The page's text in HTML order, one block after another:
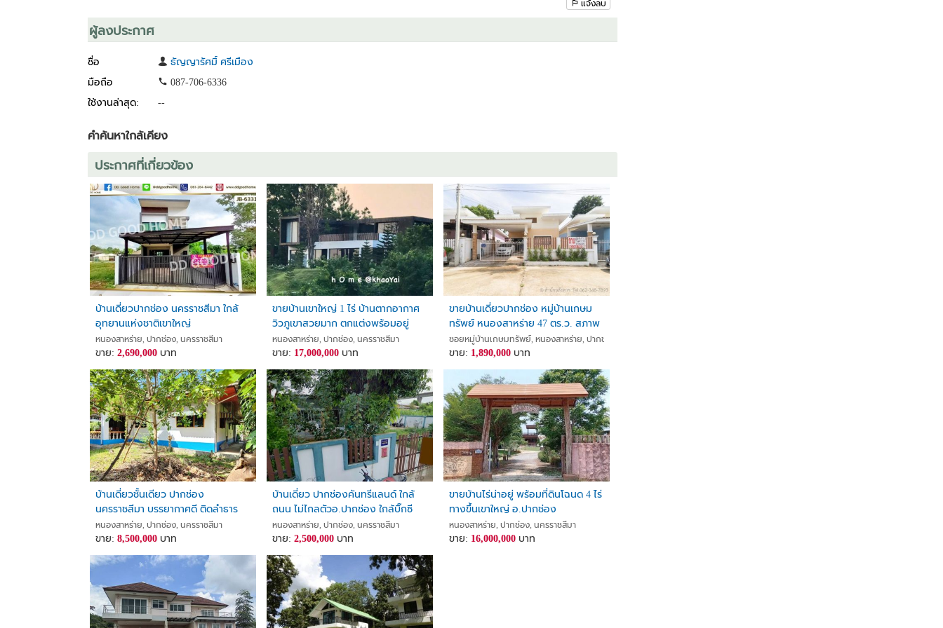
- เดินทางสะดวก ใกล้แหล่งท่องเที่ยวมากมาย
ศักยภาพการลงทุน:
• ทำเลมีศักยภาพการเติบโตสูง
• ราคาที่ดินมีแนวโน้มเพิ่มขึ้นต่อเนื่อง
1. ปักหมุดมาที่หน้าปากซอยห้างwishco
พิกัด :https://maps.app.goo.gl/TpwoEFsMZ9sakA1WA
2. ปักหมุดมาที่หน้าที่ดิน
https://maps.app.goo.gl/3RRjuKw1KUQcpaCd8
ต.หนองสาหร่าย อ.ปากช่อง จ.นครราชสีมา
สนใจติดต่อโทร
คุณโอ๋ 098-097-8715
ไอดีไลน์ : @landforu (มี@ด้านหน้านะคะ)
แจ้งลบ
ผู้ลงประกาศ
ชื่อ
ธัญญารัศมิ์ ศรีเมือง
มือถือ
087-706-6336
ใช้งานล่าสุด:
--
คำค้นหาใกล้เคียง
ประกาศที่เกี่ยวข้อง
บ้านเดี่ยวปากช่อง นครราชสีมา ใกล้
อุทยานแห่งชาติเขาใหญ่
หนองสาหร่าย, ปากช่อง, นครราชสีมา
ขาย: 2,690,000บาท
ขายบ้านเขาใหญ่ 1 ไร่ บ้านตากอากาศ
วิวภูเขาสวยมาก ตกแต่งพร้อมอยู่
บ้านสวยมาก บ้านวิวเขาหลังใหญ่ 4
ห้องนอน ปากช่อง นครราชสีมา House
Khaoyai for sale
หนองสาหร่าย, ปากช่อง, นครราชสีมา
ขาย: 17,000,000 บาท
ขายบ้านเดี่ยวปากช่อง หมู่บ้านเกษม
ทรัพย์ หนองสาหร่าย 47 ตร.ว. สภาพ
สวย ทำเลดี ทิศใต้ ไม่เสียค่าส่วนกลาง
ซอยหมู่บ้านเกษมทรัพย์, หนองสาหร่าย, ปากช่อง, นครราชสีมา
ขาย: 1,890,000 บาท
บ้านเดี่ยวชั้นเดียว ปากช่อง
นครราชสีมา บรรยากาศดี ติดลำธาร
ใกล้ถนนมิตรภาพสายเก่า ใกล้ถนนคุรุ
สามัคคี
หนองสาหร่าย, ปากช่อง, นครราชสีมา
ขาย: 8,500,000บาท
บ้านเดี่ยว ปากช่องคันทรีแลนด์ ใกล้
ถนน ไม่ไกลตัวอ.ปากช่อง ใกล้บิ๊กซี
ปากช่อง
หนองสาหร่าย, ปากช่อง, นครราชสีมา
ขาย:2,500,000 บาท
ขายบ้านไร่น่าอยู่ พร้อมที่ดินโฉนด 4 ไร่
ทางขึ้นเขาใหญ่ อ.ปากช่อง
จ.นครราชสีมา
หนองสาหร่าย, ปากช่อง, นครราชสีมา
ขาย: 16,000,000 บาท